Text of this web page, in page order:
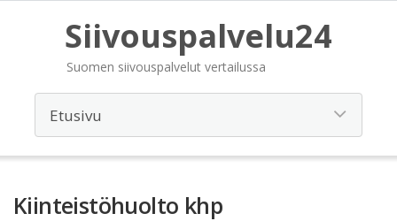
Siivouspalvelu24
Suomen siivouspalvelut vertailussa
Kiinteistöhuolto khp